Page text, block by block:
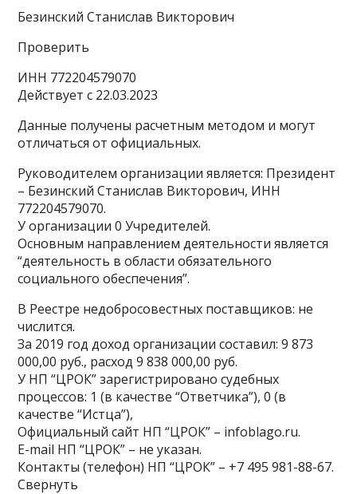
Безинский Станислав Викторович
Проверить
ИНН 772204579070
Действует с 22.03.2023
Данные получены расчетным методом и могут
отличаться от официальных.
Руководителем организации является: Президент
– Безинский Станислав Викторович, ИНН
772204579070.
У организации 0 Учредителей.
Основным направлением деятельности является
“деятельность в области обязательного
социального обеспечения”.
В Реестре недобросовестных поставщиков: не
числится.
За 2019 год доход организации составил: 9 873
000,00 руб., расход 9 838 000,00 руб.
У НП “ЦРОК” зарегистрировано судебных
процессов: 1 (в качестве “Ответчика”), 0 (в
качестве “Истца”),
Официальный сайт НП “ЦРОК” – infoblago.ru.
E-mail НП “ЦРОК” – не указан.
Контакты (телефон) НП “ЦРОК” – +7 495 981-88-67.
Свернуть